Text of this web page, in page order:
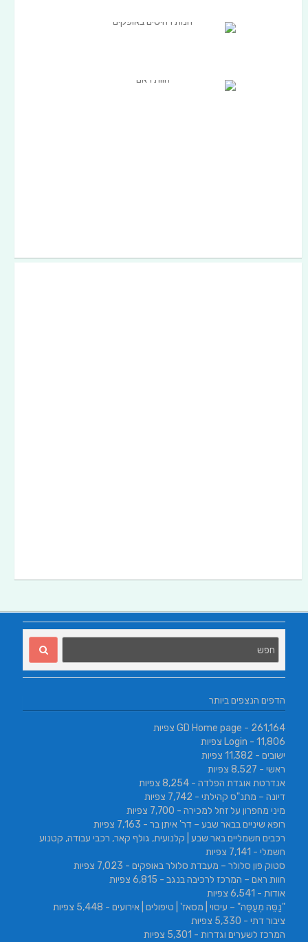
הדפים הנצפים ביותר
GD Home page - 261,164 צפיות
Login - 11,806 צפיות
ישובים - 11,382 צפיות
ראשי - 8,527 צפיות
אנדרטת אוגדת הפלדה - 8,254 צפיות
דיונה – מתנ"ס קהילתי - 7,742 צפיות
מיני מחפרון על זחל למכירה - 7,700 צפיות
רופא שיניים בבאר שבע – דר' איתן בר - 7,163 צפיות
רכבים חשמליים באר שבע | קלנועית, גולף קאר, רכבי עבודה, קטנוע
חשמלי - 7,141 צפיות
סטוק פון סלולר – מעבדת סלולר באופקים - 7,023 צפיות
חוות ראם – המרכז לרכיבה בנגב - 6,815 צפיות
אודות - 6,541 צפיות
"נַסֵּה מְעַסֶּה" – עיסוי | מסאז' | טיפולים | אירועים - 5,448 צפיות
ציבור דתי - 5,330 צפיות
המרכז לשערים וגדרות - 5,301 צפיות